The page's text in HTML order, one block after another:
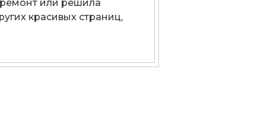
или решила
красивых страниц,